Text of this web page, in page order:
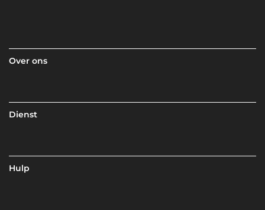
Over ons
Dienst
Hulp